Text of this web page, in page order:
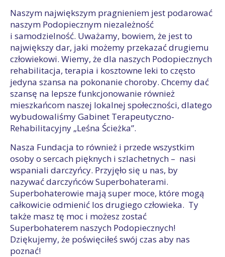
Naszym największym pragnieniem jest podarować
naszym Podopiecznym niezależność
i samodzielność. Uważamy, bowiem, że jest to
największy dar, jaki możemy przekazać drugiemu
człowiekowi. Wiemy, że dla naszych Podopiecznych
rehabilitacja, terapia i kosztowne leki to często
jedyna szansa na pokonanie choroby. Chcemy dać
szansę na lepsze funkcjonowanie również
mieszkańcom naszej lokalnej społeczności, dlatego
wybudowaliśmy Gabinet Terapeutyczno-
Rehabilitacyjny „Leśna Ścieżka”.
Nasza Fundacja to również i przede wszystkim
osoby o sercach pięknych i szlachetnych – nasi
wspaniali darczyńcy. Przyjęło się u nas, by
nazywać darczyńców Superbohaterami.
Superbohaterowie mają super moce, które mogą
całkowicie odmienić los drugiego człowieka. Ty
także masz tę moc i możesz zostać
Superbohaterem naszych Podopiecznych!
Dziękujemy, że poświęciłeś swój czas aby nas
poznać!